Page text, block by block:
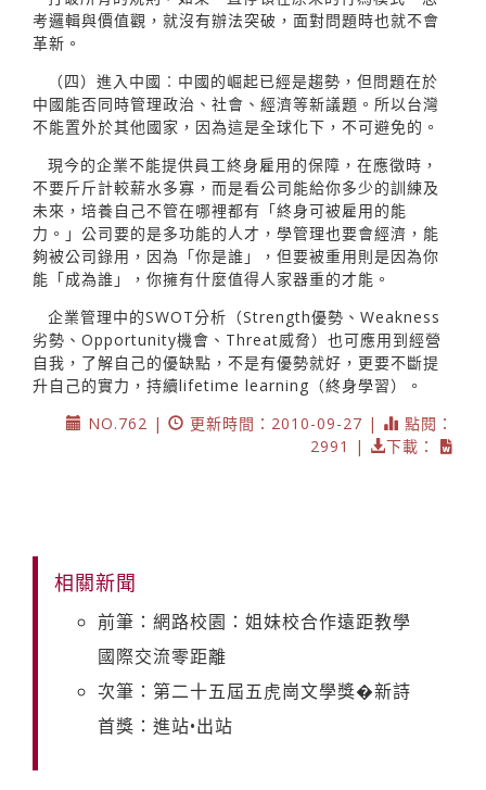
考邏輯與價值觀，就沒有辦法突破，面對問題時也就不會
革新。
（四）進入中國︰中國的崛起已經是趨勢，但問題在於
中國能否同時管理政治、社會、經濟等新議題。所以台灣
不能置外於其他國家，因為這是全球化下，不可避免的。
現今的企業不能提供員工終身雇用的保障，在應徵時，
不要斤斤計較薪水多寡，而是看公司能給你多少的訓練及
未來，培養自己不管在哪裡都有「終身可被雇用的能
力。」公司要的是多功能的人才，學管理也要會經濟，能
夠被公司錄用，因為「你是誰」，但要被重用則是因為你
能「成為誰」，你擁有什麼值得人家器重的才能。
企業管理中的SWOT分析（Strength優勢、Weakness
劣勢、Opportunity機會、Threat威脅）也可應用到經營
自我，了解自己的優缺點，不是有優勢就好，更要不斷提
升自己的實力，持續lifetime learning（終身學習）。
NO.762 |
更新時間：2010-09-27 |
點閱：
2991 |
下載：
相關新聞
前筆：網路校園：姐妹校合作遠距教學
國際交流零距離
次筆：第二十五屆五虎崗文學獎�新詩
首獎：進站•出站